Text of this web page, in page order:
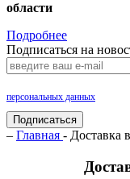
области
Подробнее
Подписаться на
персональных данных
Подписаться
– Главная - Доставка